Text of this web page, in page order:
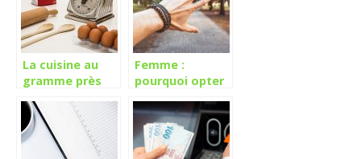
La cuisine au
gramme près
cuillère balance
électronique
Femme :
pourquoi opter
bracelets en
cuir ?